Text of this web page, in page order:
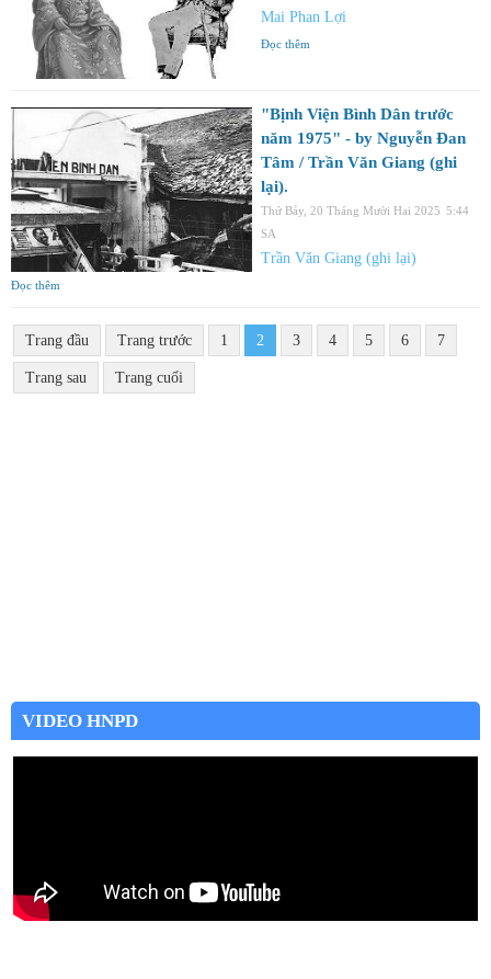
Mai Phan Lợi
Đọc thêm
"Bịnh Viện Bình Dân trước
năm 1975" - by Nguyễn Đan
Tâm / Trần Văn Giang (ghi
lại).
Thứ Bảy, 20 Tháng Mười Hai 2025 5:44
SA
Trần Văn Giang (ghi lại)
Đọc thêm
Trang đầu Trang trước 1 2 3 4 5 6 7
Trang sau Trang cuối
VIDEO HNPD